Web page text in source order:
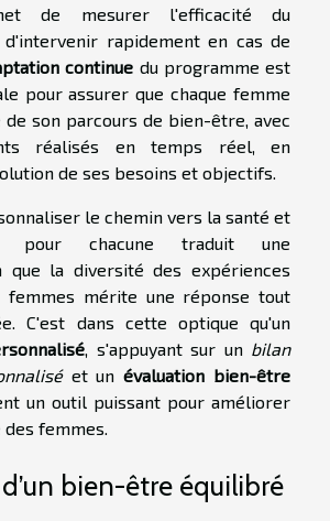
de mesurer l'efficacité du
rapidement en cas de
continue du programme est
pour assurer que chaque femme
son parcours de bien-être, avec
réalisés en temps réel, en
de ses besoins et objectifs.
le chemin vers la santé et
pour chacune traduit une
que la diversité des expériences
femmes mérite une réponse tout
C'est dans cette optique qu'un
, s'appuyant sur un bilan
et unévaluation bien-être
un outil puissant pour améliorer
femmes.
bien-être équilibré